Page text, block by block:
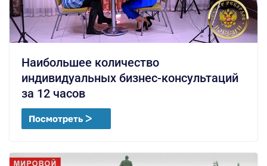
Наибольшее количество
индивидуальных бизнес-консультаций
за 12 часов
Посмотреть ᐳ